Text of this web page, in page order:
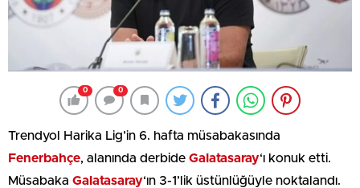
0 0
Trendyol Harika Lig’in 6. hafta müsabakasında
Fenerbahçe, alanında derbide Galatasaray‘ı konuk etti.
Müsabaka Galatasaray‘ın 3-1’lik üstünlüğüyle noktalandı.